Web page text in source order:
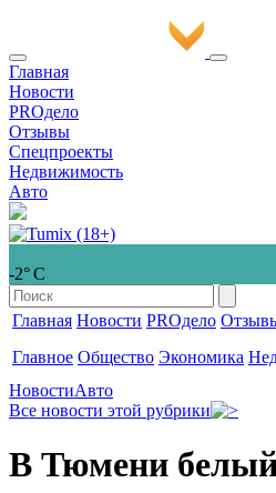
Главная
Новости
PROдело
Отзывы
Спецпроекты
Недвижимость
Авто
-2° С
Главная Новости PROдело
Главное Общество Экономика
НовостиАвто
Все новости этой рубрики
В Тюмени